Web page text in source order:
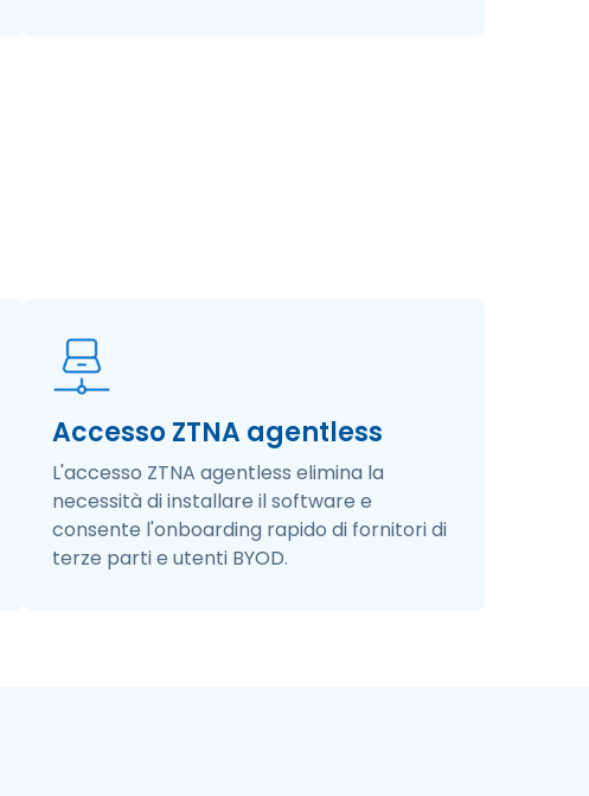
Accesso ZTNA agentless
L'accesso ZTNA agentless elimina la
necessità di installare il software e
consente l'onboarding rapido di fornitori di
terze parti e utenti BYOD.​